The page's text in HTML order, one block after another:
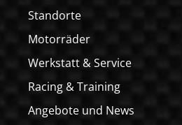
Standorte
Motorräder
Werkstatt & Service
Racing & Training
Angebote und News